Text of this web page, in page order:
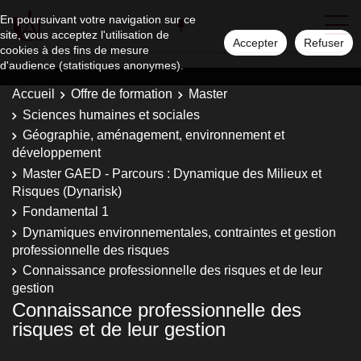
En poursuivant votre navigation sur ce
site, vous acceptez l'utilisation de
cookies à des fins de mesure
d'audience (statistiques anonymes).
Accepter Refuser
Accueil Offre de formation
Master
Sciences humaines et sociales
Géographie, aménagement, environnement et
développement
Master GAED - Parcours : Dynamique des Milieux et
Risques (Dynarisk)
Fondamental 1
Dynamiques environnementales, contraintes et gestion
professionnelle des risques
Connaissance professionnelle des risques et de leur
gestion
Connaissance professionnelle des
risques et de leur gestion